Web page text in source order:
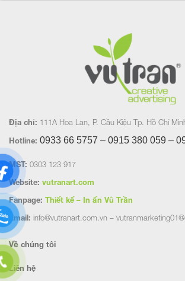
Địa chỉ: 111A Hoa Lan, P. Cầu Kiệu Tp. Hồ Chí
Hotline: 0933 66 5757 – 0915 380 059 –
MST: 0303 123 917
Website: vutranart.com
Fanpage: Thiết kế – In ấn Vũ Trần
Email: info@vutranart.com.vn –
Về chúng tôi
Liên hệ